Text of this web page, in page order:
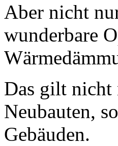
Aber nicht
wunderbare
Das gilt nicht
Neubauten,
Gebäuden.